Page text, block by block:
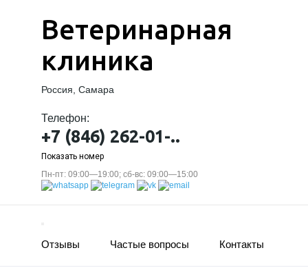
Ветеринарная
клиника
Россия, Самара
Телефон:
+7 (846) 262-01-..
Показать номер
Пн-пт: 09:00—19:00; сб-вс: 09:00—15:00
Отзывы Частые вопросы Контакты